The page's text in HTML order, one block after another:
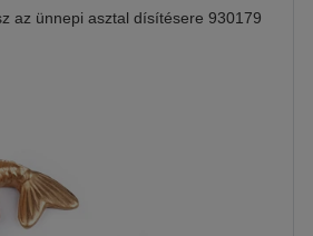
az ünnepi asztal dísítésere 930179